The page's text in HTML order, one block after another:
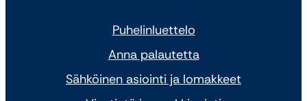
Puhelinluettelo
Anna palautetta
Sähköinen asiointi ja lomakkeet